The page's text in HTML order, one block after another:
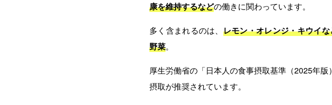
康を維持するなどの働きに関わっています。
多く含まれるのは、 レモン・オレンジ・キウイ
野菜。
厚生労働省の「日本人の食事摂取基準（2025年
摂取が推奨されています。